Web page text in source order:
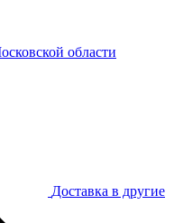
области
Доставка в другие